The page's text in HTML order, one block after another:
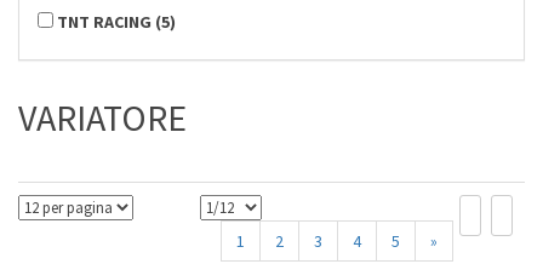
TNT RACING (5)
VARIATORE
1 2 3 4 5 »